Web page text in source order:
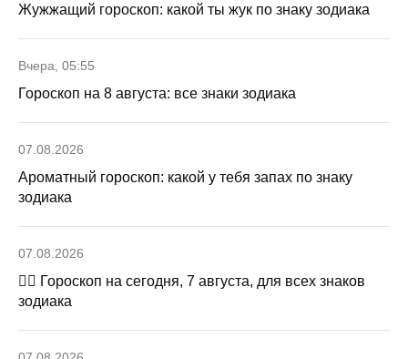
Жужжащий гороскоп: какой ты жук по знаку зодиака
Вчера, 05:55
Гороскоп на 8 августа: все знаки зодиака
07.08.2026
Ароматный гороскоп: какой у тебя запах по знаку
зодиака
07.08.2026
🧙‍♀ Гороскоп на сегодня, 7 августа, для всех знаков
зодиака